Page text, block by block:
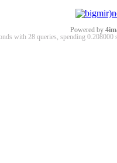
Powered by
with 28 queries, spending